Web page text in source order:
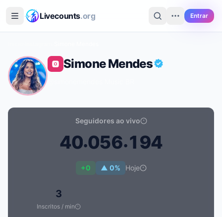
Livecounts.org Entrar
Simone Mendes
Seguidores ao vivo
40.056.194
+0 ▲ 0% Hoje
3
Inscritos / min